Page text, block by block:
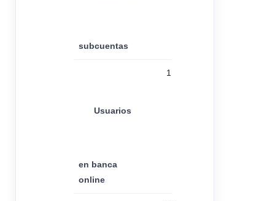
subcuentas
Usuarios
en banca
online
1